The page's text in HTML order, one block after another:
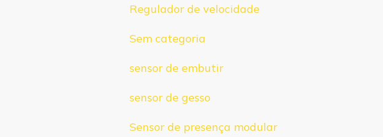
Regulador de velocidade
Sem categoria
sensor de embutir
sensor de gesso
Sensor de presença modular